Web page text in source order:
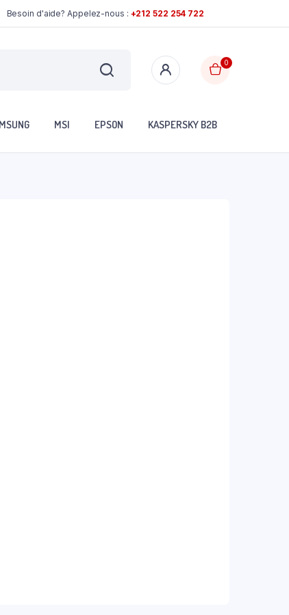
Besoin d'aide? Appelez-nous : +212 522 254 722
0
MSI EPSON KASPERSKY B2B